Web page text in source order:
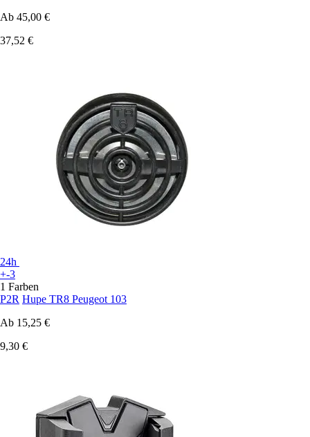
Ab 45,00 €
37,52 €
24h
+-3
1 Farben
P2R Hupe TR8 Peugeot 103
Ab 15,25 €
9,30 €